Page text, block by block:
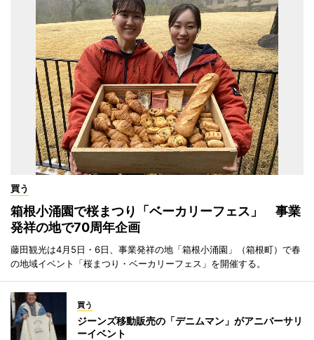
買う
箱根小涌園で桜まつり「ベーカリーフェス」 事業
発祥の地で70周年企画
藤田観光は4月5日・6日、事業発祥の地「箱根小涌園」（箱根町）で春
の地域イベント「桜まつり・ベーカリーフェス」を開催する。
買う
ジーンズ移動販売の「デニムマン」がアニバーサリ
ーイベント